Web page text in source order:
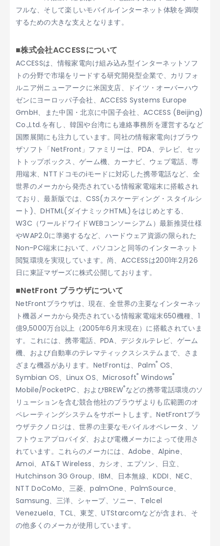
フルな、そして楽しいモバイルインターネット体験を満喫
するための大きな支えとなります。
■株式会社ACCESSについて
ACCESSは、情報家電向け組み込み型インターネットソフ
トの分野で市場をリードする研究開発型企業で、カリフォ
ルニア州ニューアークに米国支店、ドイツ・オーバーハウ
ゼンにヨーロッパ子会社、ACCESS Systems Europe
GmbH、また中国・北京に中国子会社、ACCESS (Beijing)
Co.,Ltd.を有し、韓国や台湾にも連絡事務所を運営するなど
国際展開にも注力しています。同社の情報家電向けブラウ
ザソフト「NetFront」ファミリーは、PDA、テレビ、セッ
トトップボックス、ゲーム機、カーナビ、ウェブ電話、専
用端末、NTTドコモのiモードに対応した携帯電話など、全
世界のメーカから発売されている情報家電端末に搭載され
ており、最新版では、CSS(カスケーディング・スタイルシ
ート)、DHTML(ダイナミックHTML)をはじめとする、
W3C（ワールドワイドWEBコンソーシアム）最新推奨仕様
やWAP2.0に準拠するなど、ハードウェア資源の限られた
Non-PC端末において、パソコンと同等のインターネット
閲覧環境を実現しています。尚、ACCESSは2001年2月26
日に東証マザーズに株式公開しております。
■NetFront ブラウザについて
NetFrontブラウザは、現在、全世界の主要なインターネッ
ト機器メーカから発売されている情報家電端末650機種、1
億9,5000万台以上（2005年6月末現在）に搭載されていま
す。これには、携帯電話、PDA、デジタルテレビ、ゲーム
機、および自動車のテレマティックスシステムまで、さま
ざまな機器があります。NetFrontは、Palm® OS、
Symbian OS、Linux OS、Microsoft® Windows®
Mobile/PocketPC、およびBREW®などの携帯電話環境のソ
リューションを含む競合他社のブラウザよりも広範囲のオ
ペレーティングシステムをサポートします。NetFrontブラ
ウザテクノロジは、世界の主要なモバイルオペレータ、ソ
フトウェアプロバイダ、および電機メーカによって使用さ
れています。これらのメーカには、Adobe、Alpine、
Amoi、AT&T Wireless、カシオ、エプソン、日立、
Hutchinson 3G Group、IBM、日本無線、KDDI、NEC、
NTT DoCoMo、三菱、palmOne、PalmSource、
Samsung、三洋、シャープ、ソニー、Telcel
Venezuela、TCL、東芝、UTStarcomなどが含まれ、そ
の他多くのメーカが使用しています。